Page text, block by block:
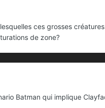
ces grosses
de zone?
Batman qui implique